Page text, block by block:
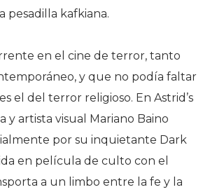
pesadilla kafkiana.
en el cine de terror, tanto
y que no podía faltar
el del terror religioso. En Astrid’s
y artista visual Mariano Baino
por su inquietante Dark
en película de culto con el
a un limbo entre la fe y la